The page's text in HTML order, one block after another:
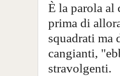
È la parola al
prima di
squadrati ma
cangianti,
stravolgenti.